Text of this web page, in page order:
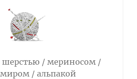
шерстью / мериносом /
/ альпакой